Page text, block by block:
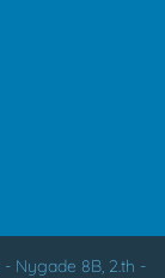
- Nygade 8B, 2.th -